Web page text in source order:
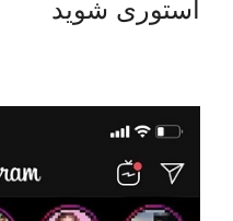
استوری شوید